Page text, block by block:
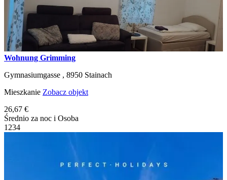
Wohnung Grimming
Gymnasiumgasse , 8950 Stainach
Mieszkanie Zobacz objekt
26,67 €
Średnio za noc i Osoba
1 234